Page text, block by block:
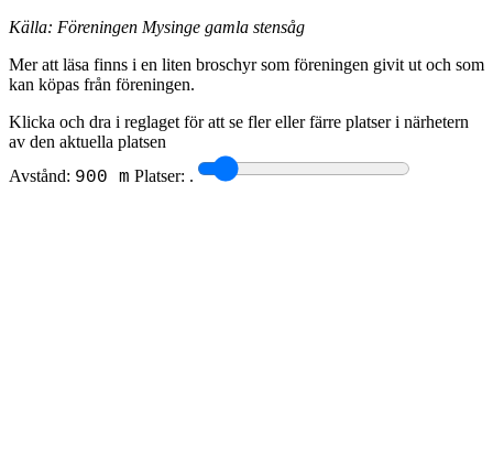
Källa: Föreningen Mysinge gamla stensåg
Mer att läsa finns i en liten broschyr som föreningen givit ut och som
kan köpas från föreningen.
Klicka och dra i reglaget för att se fler eller färre platser i närhetern
av den aktuella platsen
Avstånd: 900 m Platser: .